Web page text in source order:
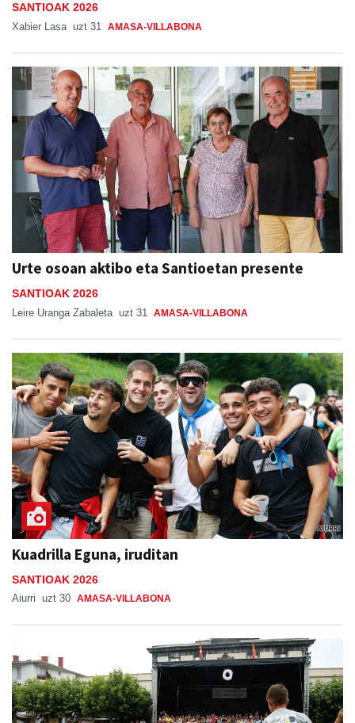
SANTIOAK 2026
Xabier Lasa uzt 31 AMASA-VILLABONA
Urte osoan aktibo eta Santioetan presente
SANTIOAK 2026
Leire Uranga Zabaleta uzt 31 AMASA-VILLABONA
Kuadrilla Eguna, iruditan
SANTIOAK 2026
Aiurri uzt 30 AMASA-VILLABONA